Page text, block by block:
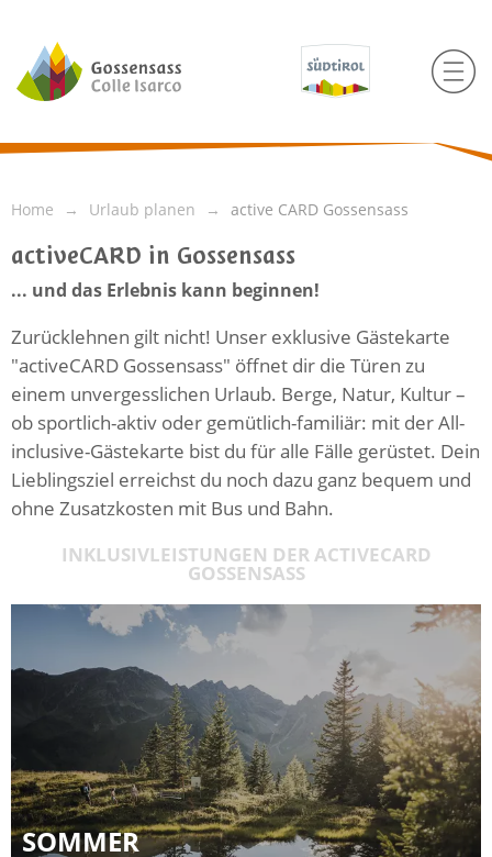
Home Urlaub planen active CARD Gossensass
activeCARD in Gossensass
... und das Erlebnis kann beginnen!
Zurücklehnen gilt nicht! Unser exklusive Gästekarte
"activeCARD Gossensass" öffnet dir die Türen zu
einem unvergesslichen Urlaub. Berge, Natur, Kultur –
ob sportlich-aktiv oder gemütlich-familiär: mit der All-
inclusive-Gästekarte bist du für alle Fälle gerüstet. Dein
Lieblingsziel erreichst du noch dazu ganz bequem und
ohne Zusatzkosten mit Bus und Bahn.
INKLUSIVLEISTUNGEN DER ACTIVECARD
GOSSENSASS
SOMMER